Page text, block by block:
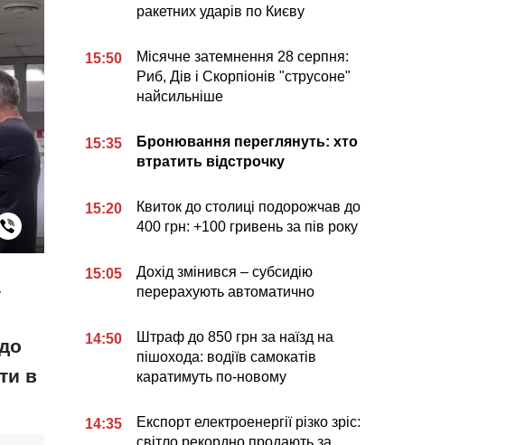
в
ракетних ударів по Києву
15:50
Місячне затемнення 28 серпня:
Риб, Дів і Скорпіонів "струсоне"
найсильніше
15:35
Бронювання переглянуть: хто
втратить відстрочку
15:20
Квиток до столиці подорожчав до
400 грн: +100 гривень за пів року
15:05
Дохід змінився – субсидію
перерахують автоматично
14:50
Штраф до 850 грн за наїзд на
пішохода: водіїв самокатів
каратимуть по-новому
14:35
Експорт електроенергії різко зріс:
світло рекордно продають за